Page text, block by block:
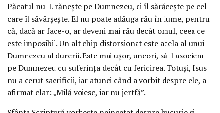
Păcatul nu-L rănește pe Dumnezeu, ci îl sărăcește pe cel
care îl săvârșește. El nu poate adăuga rău în lume, pentru
că, dacă ar face-o, ar deveni mai rău decât omul, ceea ce
este imposibil. Un alt chip distorsionat este acela al unui
Dumnezeu al durerii. Este mai ușor, uneori, să-l asociem
pe Dumnezeu cu suferința decât cu fericirea. Totuși, Isus
nu a cerut sacrificii, iar atunci când a vorbit despre ele, a
afirmat clar: „Milă voiesc, iar nu jertfă”.